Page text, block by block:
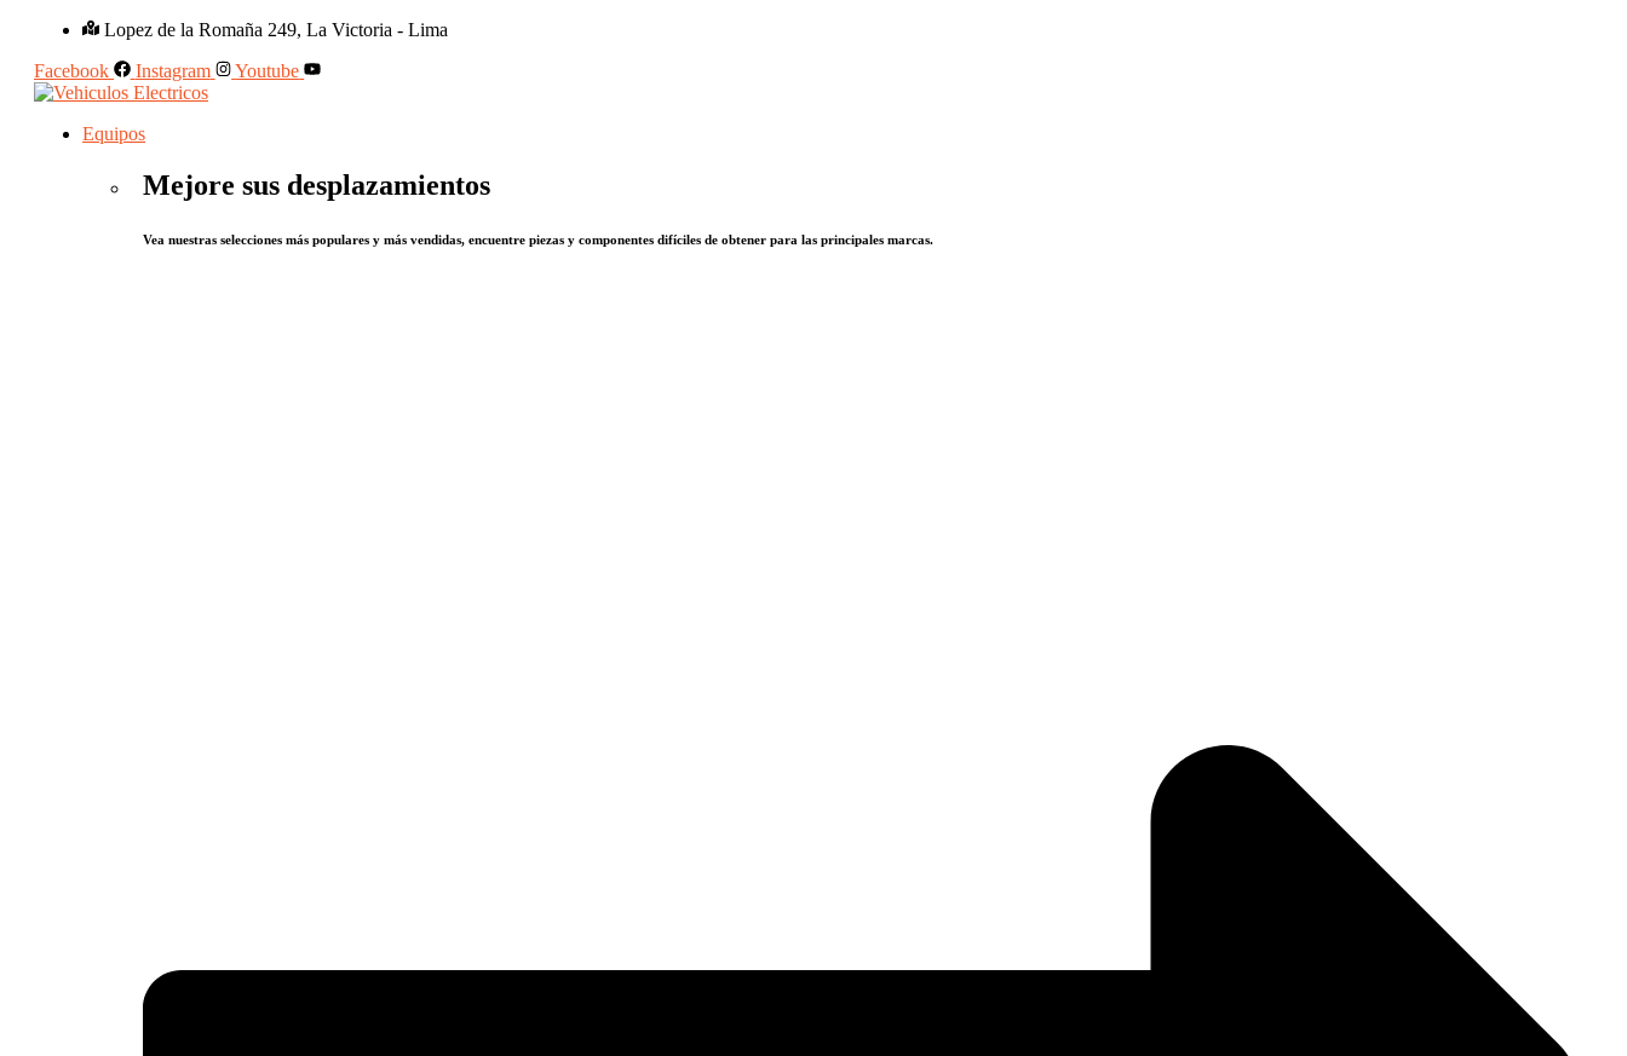
Lopez de la Romaña 249, La Victoria - Lima
Facebook
Instagram Youtube
Equipos
Mejore sus desplazamientos
Vea nuestras selecciones más populares y más vendidas, encuentre piezas y componentes difíciles de obtener para las principales marcas.